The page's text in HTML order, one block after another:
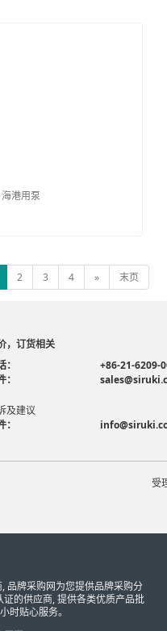
海港用泵
2 3 4 » 末页
，订货相关
：
+86-21-6209-
：
及建议
：
受
品牌采购网为您提供品牌采购分
的供应商, 提供各类优质产品批
时贴心服务。